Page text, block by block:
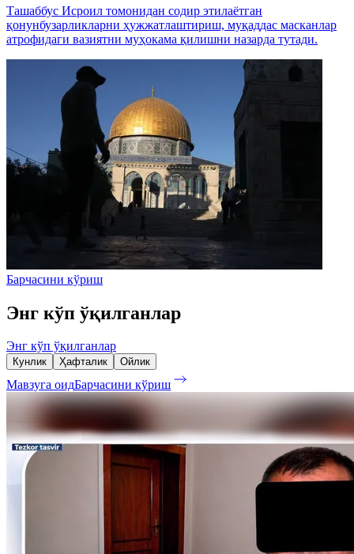
Ташаббус Исроил томонидан содир этилаётган
қонунбузарликларни ҳужжатлаштириш, муқаддас масканлар
атрофидаги вазиятни муҳокама қилишни назарда тутади.
Барчасини кўриш
Энг кўп ўқилганлар
Энг кўп ўқилганлар
Кунлик Ҳафталик Ойлик
Мавзуга оидБарчасини кўриш